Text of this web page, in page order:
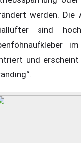
werden. Die
sind
und